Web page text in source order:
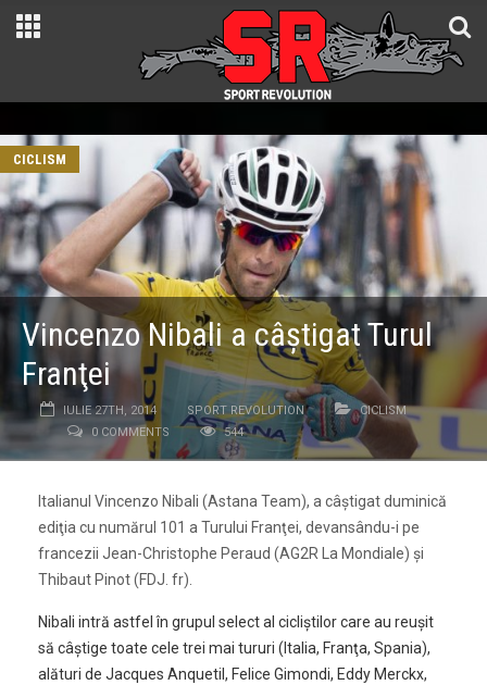
CICLISM
Vincenzo Nibali a câştigat Turul
Franţei
IULIE 27TH, 2014 SPORT REVOLUTION
CICLISM
0 COMMENTS
544
Italianul Vincenzo Nibali (Astana Team), a câştigat duminică
ediţia cu numărul 101 a Turului Franţei, devansându-i pe
francezii Jean-Christophe Peraud (AG2R La Mondiale) şi
Thibaut Pinot (FDJ. fr).
Nibali intră astfel în grupul select al cicliştilor care au reuşit
să câştige toate cele trei mai tururi (Italia, Franţa, Spania),
alături de Jacques Anquetil, Felice Gimondi, Eddy Merckx,